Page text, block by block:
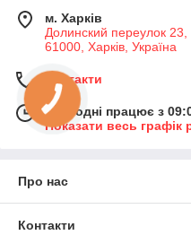
м. Харків
Долинский переулок 23,
61000, Харків, Україна
Контакти
Сьогодні працює з
Показати весь графік
Про нас
Контакти